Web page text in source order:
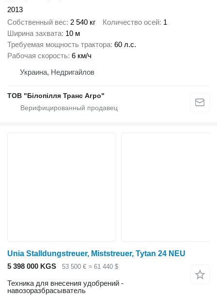
2013
Собственный вес 2 540 кг Количество осей 1
Ширина захвата 10 м
Требуемая мощность трактора 60 л.с.
Рабочая скорость 6 км/ч
Украина, Недригайлов
ТОВ "Білопілля Транс Агро"
Unia Stalldungstreuer, Miststreuer, Tytan 24 NEU
5 398 000 KGS
53 500 € ≈ 61 440 $
Техника для внесения удобрений -
навозоразбрасыватель